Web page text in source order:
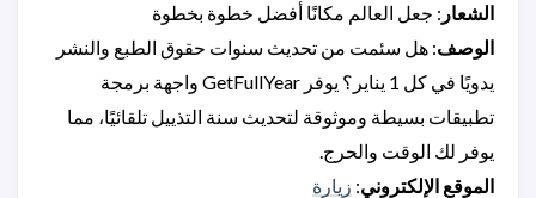
الشعار : جعل العالم مكانًا أفضل خطوة بخطوة
الوصف: هل سئمت من تحديث سنوات حقوق الطبع والنشر
يدويًا في كل 1 يناير؟ يوفر GetFullYear واجهة برمجة
تطبيقات بسيطة وموثوقة لتحديث سنة التذييل تلقائيًا، مما
يوفر لك الوقت والحرج.
الموقع الإلكتروني: زيارة